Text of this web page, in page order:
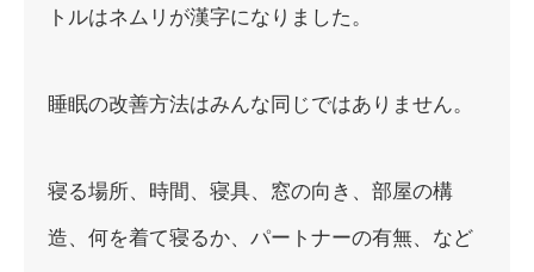
トルはネムリが漢字になりました。
睡眠の改善方法はみんな同じではありません。
寝る場所、時間、寝具、窓の向き、部屋の構
造、何を着て寝るか、パートナーの有無、など